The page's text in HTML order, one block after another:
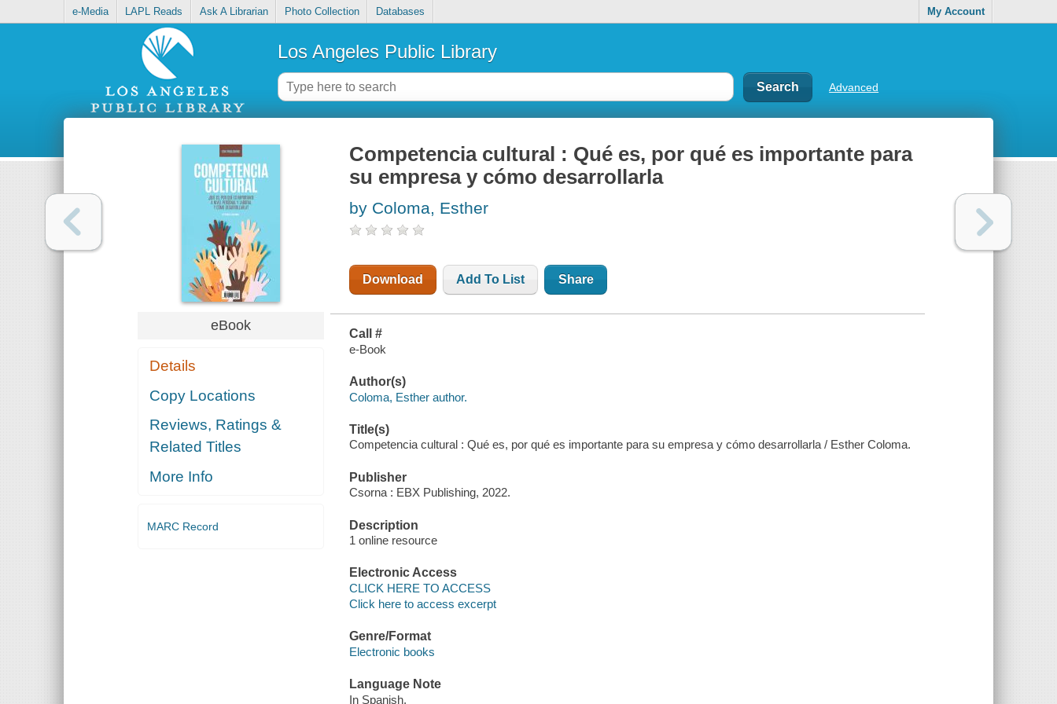
e-Media LAPL Reads Ask A Librarian Photo Collection Databases My Account
Los Angeles Public Library
Advanced
eBook
Details
Copy Locations
Reviews, Ratings &
Related Titles
More Info
MARC Record
Competencia cultural : Qué es, por qué es importante para
su empresa y cómo desarrollarla
by Coloma, Esther
Download Add To List Share
Call #
e-Book
Author(s)
Coloma, Esther author.
Title(s)
Competencia cultural : Qué es, por qué es importante para su empresa y cómo desarrollarla / Esther Coloma.
Publisher
Csorna : EBX Publishing, 2022.
Description
1 online resource
Electronic Access
CLICK HERE TO ACCESS
Click here to access excerpt
Genre/Format
Electronic books
Language Note
In Spanish.